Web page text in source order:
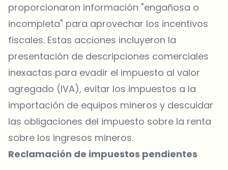
proporcionaron información "engañosa o
incompleta" para aprovechar los incentivos
fiscales. Estas acciones incluyeron la
presentación de descripciones comerciales
inexactas para evadir el impuesto al valor
agregado (IVA), evitar los impuestos a la
importación de equipos mineros y descuidar
las obligaciones del impuesto sobre la renta
sobre los ingresos mineros.
Reclamación de impuestos pendientes